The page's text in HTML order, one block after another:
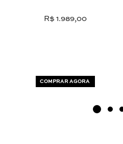
R$ 1.989,00
COMPRAR AGORA